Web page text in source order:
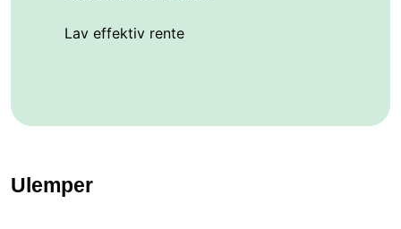
Lav effektiv rente
Ulemper